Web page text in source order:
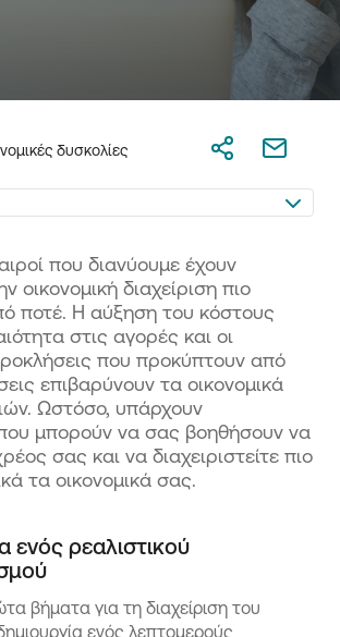
δυσκολίες
που διανύουμε έχουν
οικονομική διαχείριση πιο
ποτέ. Η αύξηση του κόστους
στις αγορές και οι
που προκύπτουν από
επιβαρύνουν τα οικονομικά
Ωστόσο, υπάρχουν
μπορούν να σας βοηθήσουν να
σας και να διαχειριστείτε πιο
τα οικονομικά σας.
ενός ρεαλιστικού
βήματα για τη διαχείριση του
ενός λεπτομερούς